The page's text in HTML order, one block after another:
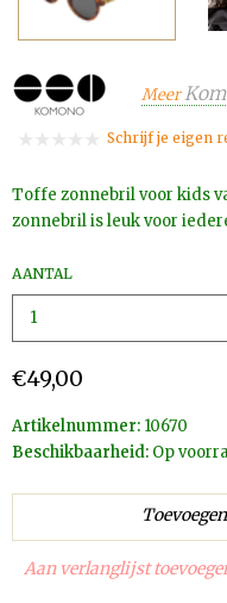
Meer
Schrijf je eigen
Toffe zonnebril voor kids
zonnebril is leuk voor
AANTAL
€49,00
Artikelnummer: 10670
Beschikbaarheid: Op
Aan verlanglijst